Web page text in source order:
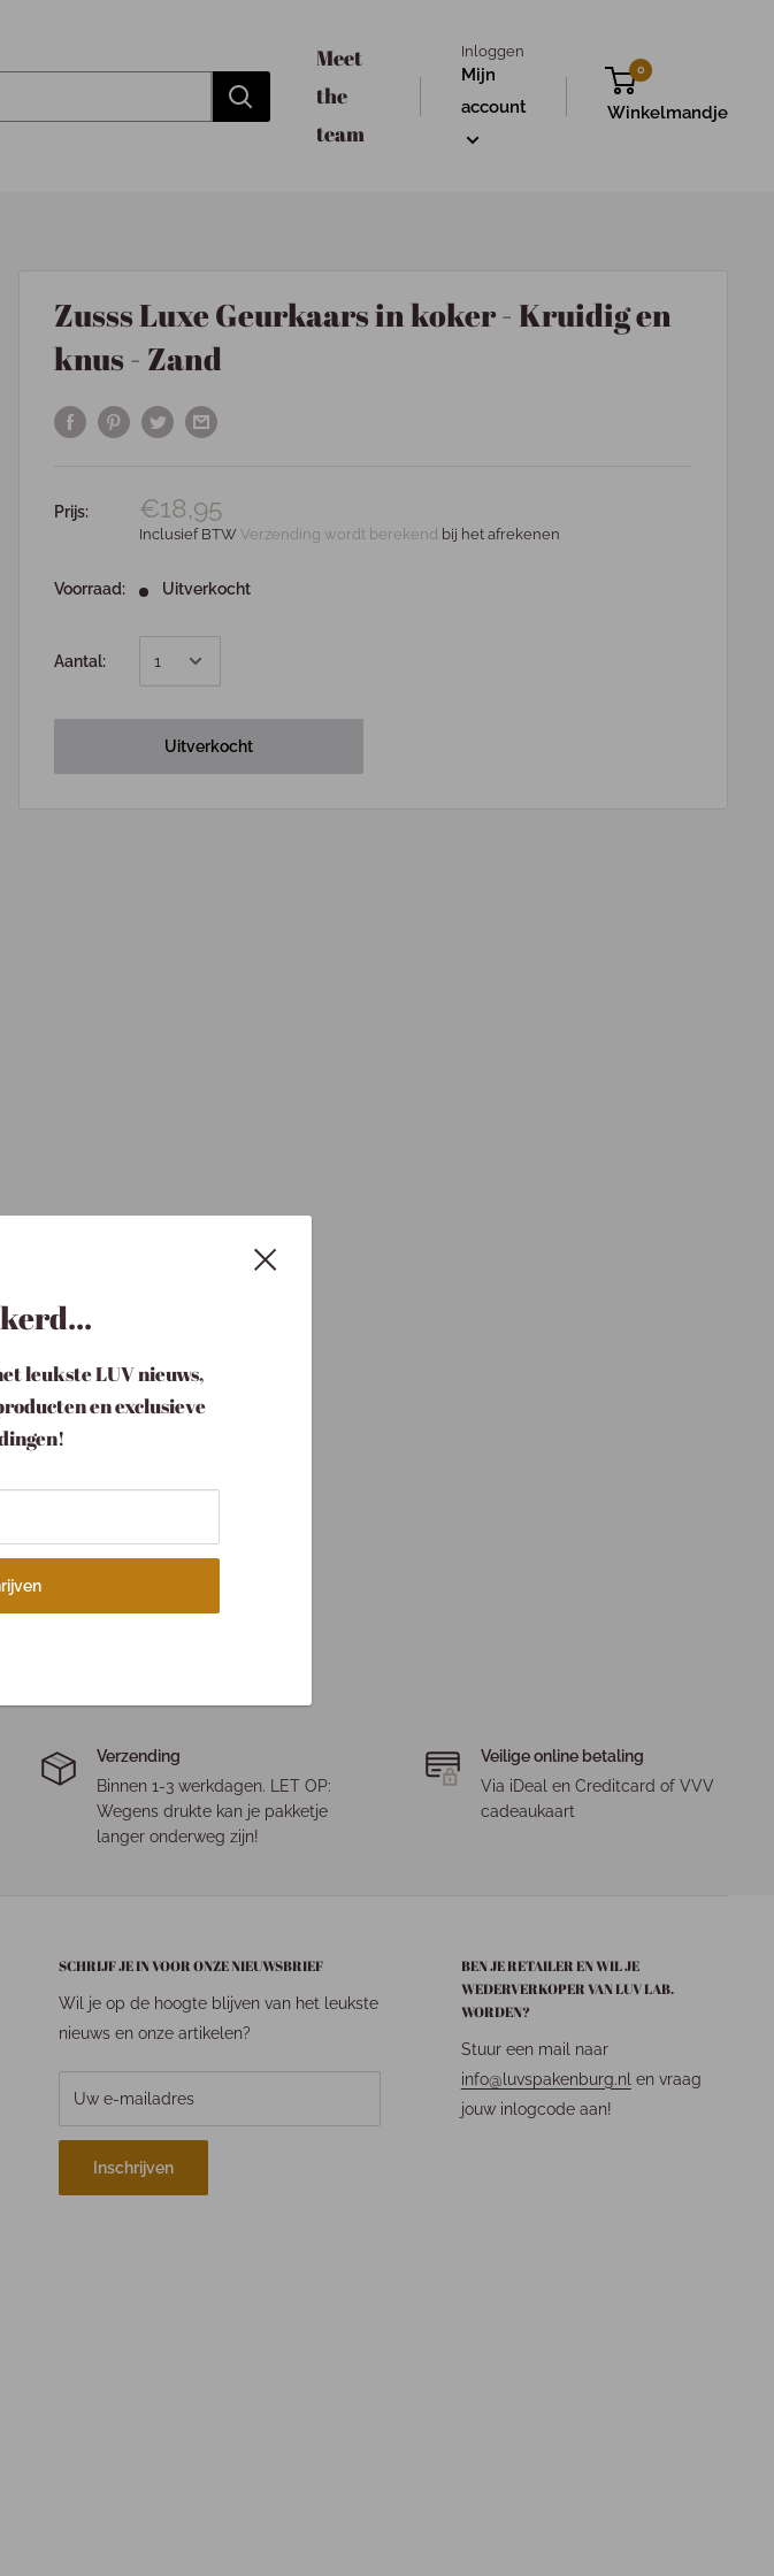
leukste LUV nieuws,
en exclusieve
Meet
the
team
Inloggen
Mijn
account
0
Winkelmandje
Zusss Luxe Geurkaars in koker - Kruidig en
knus - Zand
Prijs: €18,95
Inclusief BTW Verzending wordt berekend bij het afrekenen
Voorraad: Uitverkocht
Aantal:
Uitverkocht
Verzending
Binnen 1-3 werkdagen. LET OP:
Wegens drukte kan je pakketje
langer onderweg zijn!
Veilige online betaling
Via iDeal en Creditcard of VVV
cadeaukaart
SCHRIJF JE IN VOOR ONZE NIEUWSBRIEF
Wil je op de hoogte blijven van het leukste
nieuws en onze artikelen?
Uw e-mailadres
Inschrijven
BEN JE RETAILER EN WIL JE
WEDERVERKOPER VAN LUV LAB.
WORDEN?
Stuur een mail naar
info@luvspakenburg.nl en vraag
jouw inlogcode aan!